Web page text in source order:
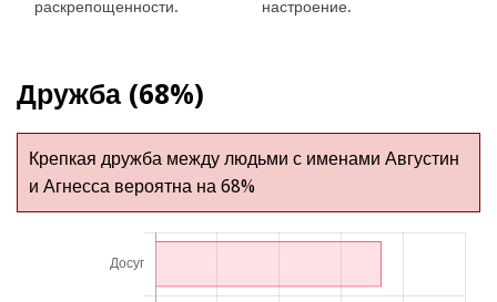
раскрепощенности. настроение.
Дружба (68%)
Крепкая дружба между людьми с именами Августин
и Агнесса вероятна на 68%